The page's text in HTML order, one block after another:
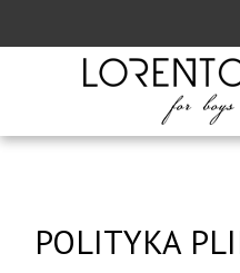
POLITYKA